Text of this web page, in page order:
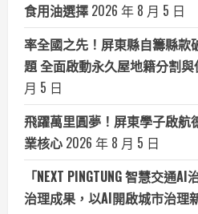
食用油選擇 2026 年 8 月 5 日
率全國之先！屏東縣自籌縣款
題 全面啟動永久屋地籍分割
月 5 日
飛躍萬里圓夢！屏東學子啟航
業核心 2026 年 8 月 5 日
「NEXT PINGTUNG 智慧交通
治理成果，以AI開啟城市治理